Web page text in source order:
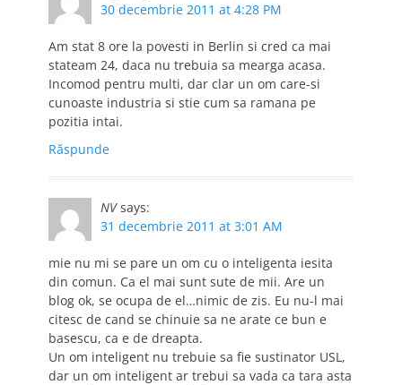
30 decembrie 2011 at 4:28 PM
Am stat 8 ore la povesti in Berlin si cred ca mai
stateam 24, daca nu trebuia sa mearga acasa.
Incomod pentru multi, dar clar un om care-si
cunoaste industria si stie cum sa ramana pe
pozitia intai.
Răspunde
NV says:
31 decembrie 2011 at 3:01 AM
mie nu mi se pare un om cu o inteligenta iesita
din comun. Ca el mai sunt sute de mii. Are un
blog ok, se ocupa de el…nimic de zis. Eu nu-l mai
citesc de cand se chinuie sa ne arate ce bun e
basescu, ca e de dreapta.
Un om inteligent nu trebuie sa fie sustinator USL,
dar un om inteligent ar trebui sa vada ca tara asta